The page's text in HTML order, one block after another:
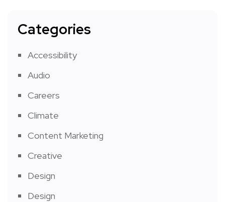
Categories
Accessibility
Audio
Careers
Climate
Content Marketing
Creative
Design
Design